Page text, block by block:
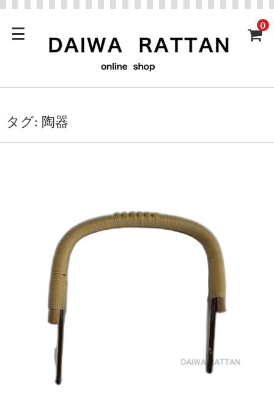
0
タグ: 陶器